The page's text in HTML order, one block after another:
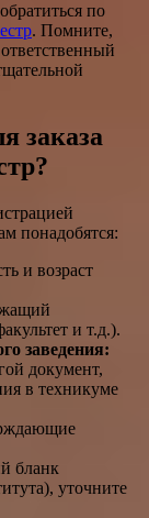
по
. Помните,
заказа
понадобятся:
и возраст
и т.д.).
заведения:
документ,
в техникуме
бланк
уточните